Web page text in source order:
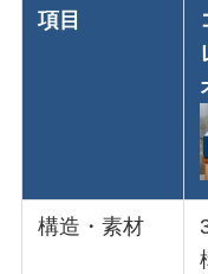
項目
構造・素材